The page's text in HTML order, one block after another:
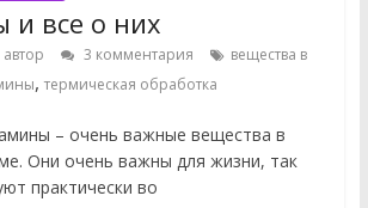
и все о них
автор 3 комментария
вещества в
, термическая обработка
– очень важные вещества в
Они очень важны для жизни, так
практически во